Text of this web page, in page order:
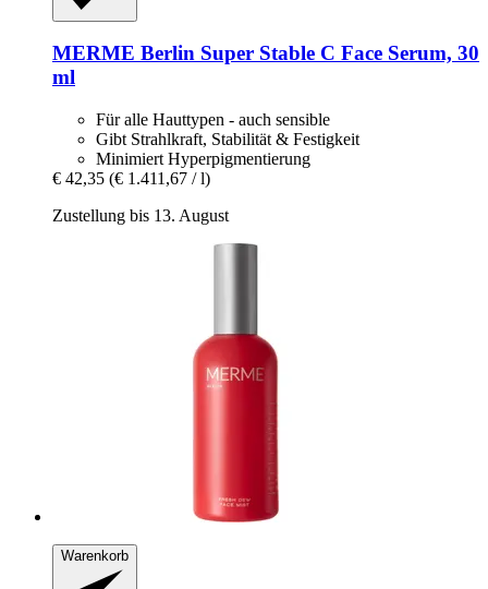
MERME Berlin Super Stable C Face Serum, 30
ml
Für alle Hauttypen - auch sensible
Gibt Strahlkraft, Stabilität & Festigkeit
Minimiert Hyperpigmentierung
€ 42,35 (€ 1.411,67 / l)
Zustellung bis 13. August
Warenkorb